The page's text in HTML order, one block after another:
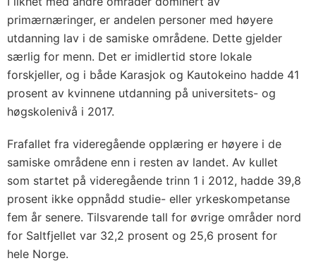
primærnæringer, er andelen personer med høyere
utdanning lav i de samiske områdene. Dette gjelder
særlig for menn. Det er imidlertid store lokale
forskjeller, og i både Karasjok og Kautokeino hadde 41
prosent av kvinnene utdanning på universitets- og
høgskolenivå i 2017.
Frafallet fra videregående opplæring er høyere i de
samiske områdene enn i resten av landet. Av kullet
som startet på videregående trinn 1 i 2012, hadde 39,8
prosent ikke oppnådd studie- eller yrkeskompetanse
fem år senere. Tilsvarende tall for øvrige områder nord
for Saltfjellet var 32,2 prosent og 25,6 prosent for
hele Norge.